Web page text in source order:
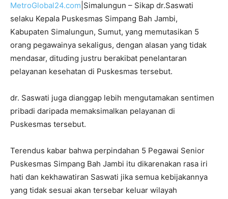
MetroGlobal24.com |Simalungun – Sikap dr.Saswati
selaku Kepala Puskesmas Simpang Bah Jambi,
Kabupaten Simalungun, Sumut, yang memutasikan 5
orang pegawainya sekaligus, dengan alasan yang tidak
mendasar, dituding justru berakibat penelantaran
pelayanan kesehatan di Puskesmas tersebut.
dr. Saswati juga dianggap lebih mengutamakan sentimen
pribadi daripada memaksimalkan pelayanan di
Puskesmas tersebut.
Terendus kabar bahwa perpindahan 5 Pegawai Senior
Puskesmas Simpang Bah Jambi itu dikarenakan rasa iri
hati dan kekhawatiran Saswati jika semua kebijakannya
yang tidak sesuai akan tersebar keluar wilayah